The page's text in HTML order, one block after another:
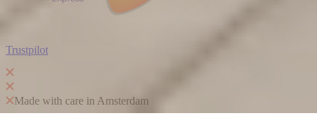
Trustpilot
Made with care in Amsterdam